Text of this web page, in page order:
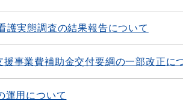
護実態調査の結果報告について
事業費補助金交付要綱の一部改正に
運用について